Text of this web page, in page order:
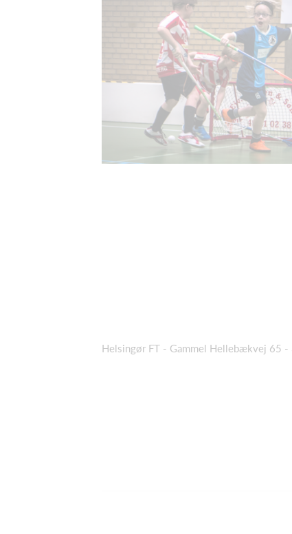
Helsingør FT - Gammel Hellebækvej 65